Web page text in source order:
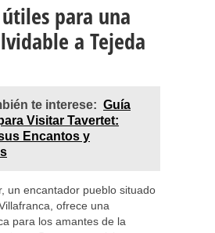
para una
a Tejeda
te interese: Guía
Visitar Tavertet:
Encantos y
un encantador pueblo situado
ofrece una
para los amantes de la